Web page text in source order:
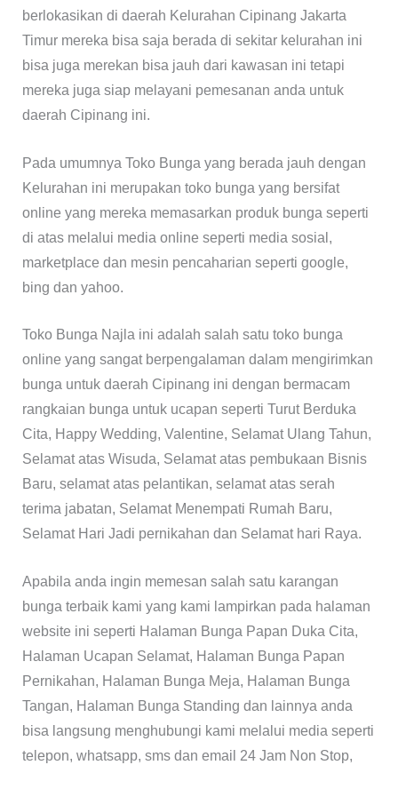
berlokasikan di daerah Kelurahan Cipinang Jakarta
Timur mereka bisa saja berada di sekitar kelurahan ini
bisa juga merekan bisa jauh dari kawasan ini tetapi
mereka juga siap melayani pemesanan anda untuk
daerah Cipinang ini.
Pada umumnya Toko Bunga yang berada jauh dengan
Kelurahan ini merupakan toko bunga yang bersifat
online yang mereka memasarkan produk bunga seperti
di atas melalui media online seperti media sosial,
marketplace dan mesin pencaharian seperti google,
bing dan yahoo.
Toko Bunga Najla ini adalah salah satu toko bunga
online yang sangat berpengalaman dalam mengirimkan
bunga untuk daerah Cipinang ini dengan bermacam
rangkaian bunga untuk ucapan seperti Turut Berduka
Cita, Happy Wedding, Valentine, Selamat Ulang Tahun,
Selamat atas Wisuda, Selamat atas pembukaan Bisnis
Baru, selamat atas pelantikan, selamat atas serah
terima jabatan, Selamat Menempati Rumah Baru,
Selamat Hari Jadi pernikahan dan Selamat hari Raya.
Apabila anda ingin memesan salah satu karangan
bunga terbaik kami yang kami lampirkan pada halaman
website ini seperti Halaman Bunga Papan Duka Cita,
Halaman Ucapan Selamat, Halaman Bunga Papan
Pernikahan, Halaman Bunga Meja, Halaman Bunga
Tangan, Halaman Bunga Standing dan lainnya anda
bisa langsung menghubungi kami melalui media seperti
telepon, whatsapp, sms dan email 24 Jam Non Stop,